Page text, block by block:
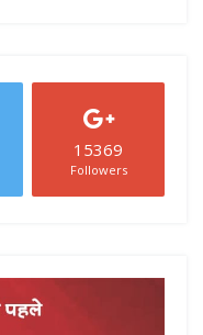
15369
Followers